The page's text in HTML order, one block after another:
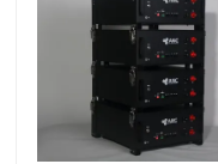
Systèmes de
Systèmes de